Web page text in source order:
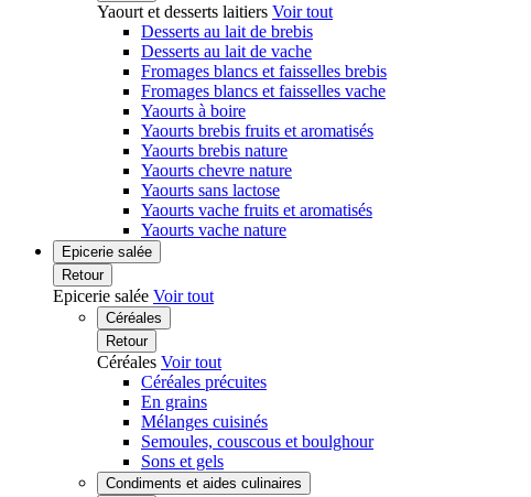
Yaourt et desserts laitiers Voir tout
Desserts au lait de brebis
Desserts au lait de vache
Fromages blancs et faisselles brebis
Fromages blancs et faisselles vache
Yaourts à boire
Yaourts brebis fruits et aromatisés
Yaourts brebis nature
Yaourts chevre nature
Yaourts sans lactose
Yaourts vache fruits et aromatisés
Yaourts vache nature
Epicerie salée
Retour
Epicerie salée Voir tout
Céréales
Retour
Céréales Voir tout
Céréales précuites
En grains
Mélanges cuisinés
Semoules, couscous et boulghour
Sons et gels
Condiments et aides culinaires